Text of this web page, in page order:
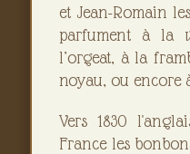
et Jean-Romain
parfument à la
l’orgeat, à la
noyau, ou encore
Vers 1830
France les